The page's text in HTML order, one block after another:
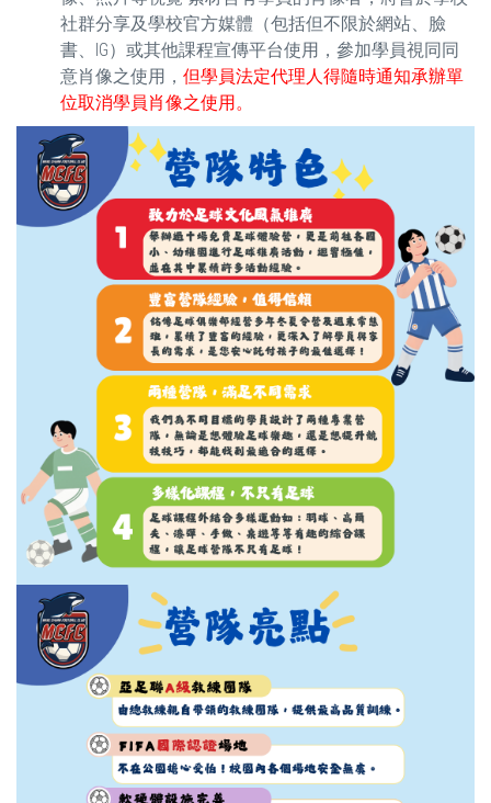
社群分享及學校官方媒體（包括但不限於網站、臉
書、IG）或其他課程宣傳平台使用，參加學員視同同
意肖像之使用， 但學員法定代理人得隨時通知承辦單
位取消學員肖像之使用。